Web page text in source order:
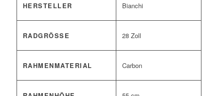
HERSTELLER Bianchi
RADGRÖSSE 28 Zoll
RAHMENMATERIAL Carbon